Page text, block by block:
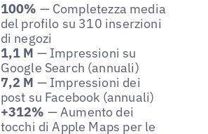
100% — Completezza media
del profilo su 310 inserzioni
di negozi
1,1 M — Impressioni su
Google Search (annuali)
7,2 M — Impressioni dei
post su Facebook (annuali)
+312% — Aumento dei
tocchi di Apple Maps per le